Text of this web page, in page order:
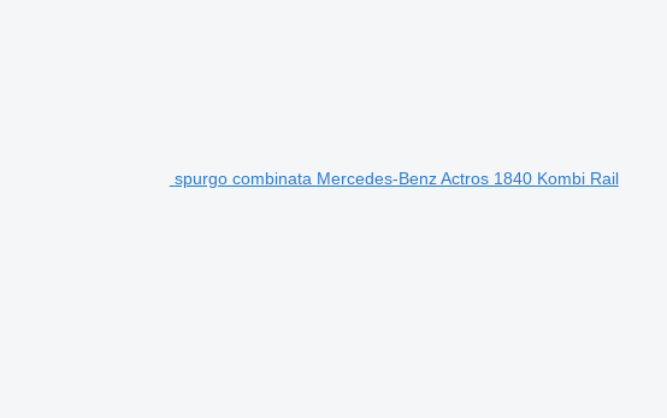
spurgo combinata Mercedes-Benz Actros 1840 Kombi Rail